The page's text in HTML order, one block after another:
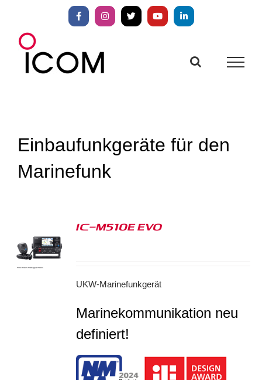
springen
FacebookInstagram
X YouTubeLinkedIn
Einbaufunkgeräte für den
Marinefunk
IC-M510E EVO
UKW-Marinefunkgerät
Marinekommunikation neu
definiert!